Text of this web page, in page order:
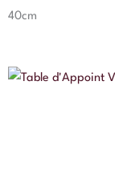
40cm